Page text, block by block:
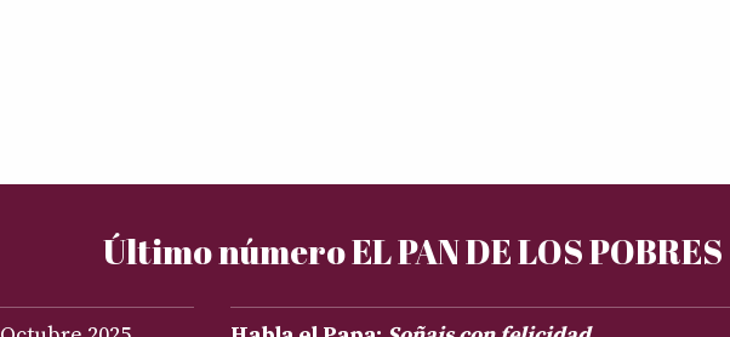
Último número EL PAN DE LOS POBRES